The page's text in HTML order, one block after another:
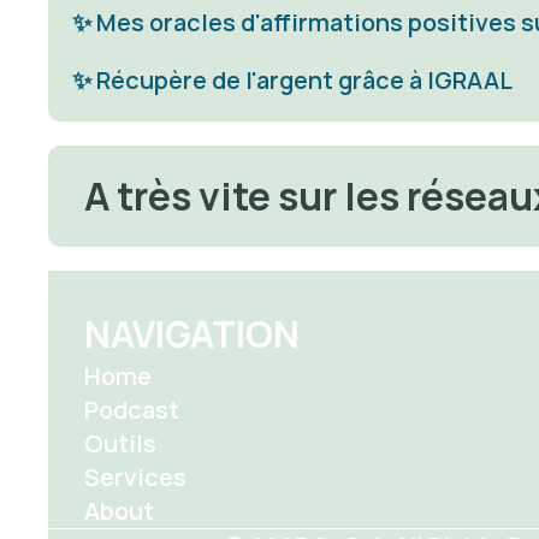
✨ Mes oracles d'affirmations positives
✨ Récupère de l'argent grâce à IGRAAL
A très vite sur les
NAVIGATION
Home
Podcast
Outils
Services
About